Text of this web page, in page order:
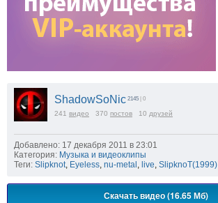
ShadowSoNic 2145 | 0
241 видео 370 постов 10 друзей
Добавлено: 17 декабря 2011 в 23:01
Категория: Музыка и видеоклипы
Теги: Slipknot Eyeless nu-metal live SlipknoT(1999)
Скачать видео (16.65 Мб)